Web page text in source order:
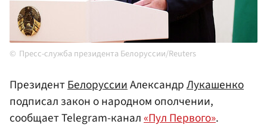
Пресс-служба президента Белоруссии/Reuters
ПрезидентБелоруссииАлександрЛукашенко
подписал закон о народном ополчении,
сообщает Telegram-канал«Пул Первого».